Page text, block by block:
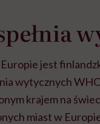
pracy
jest
wytycznych
krajem na
miast w